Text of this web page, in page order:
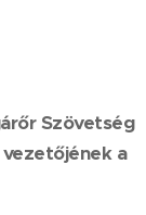
Szövetség
a